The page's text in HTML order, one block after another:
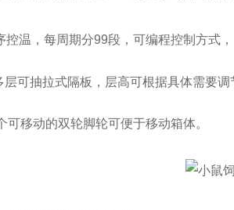
控温，每周期分99段，可编程控制方式
层可抽拉式隔板，层高可根据具体需要调
可移动的双轮脚轮可便于移动箱体。